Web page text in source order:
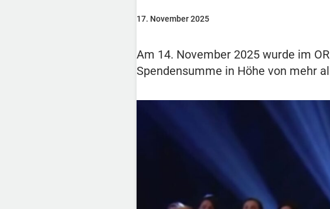
17. November 2025
Am 14. November 2025 wurde im
Spendensumme in Höhe von mehr